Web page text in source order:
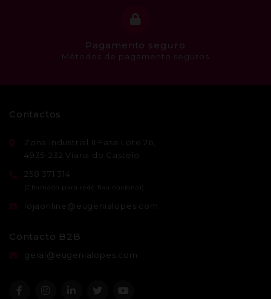
Pagamento seguro
Métodos de pagamento seguros
Contactos
Zona Industrial II Fase Lote 26,
4935-232 Viana do Castelo
258 371 314
lojaonline@eugenialopes.com
Contacto B2B
geral@eugenialopes.com